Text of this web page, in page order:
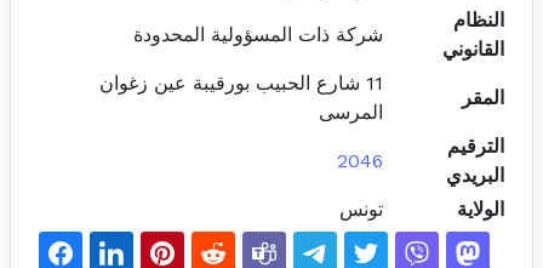
النظام
القانوني
شركة ذات المسؤولية المحدودة
المقر
11 شارع الحبيب بورقيبة عين زغوان
المرسى
الترقيم
البريدي
2046
الولاية تونس